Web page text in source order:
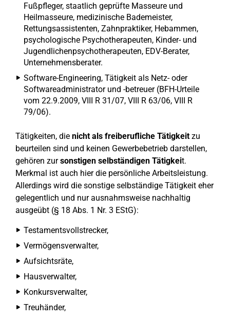
Fußpfleger, staatlich geprüfte Masseure und
Heilmasseure, medizinische Bademeister,
Rettungsassistenten, Zahnpraktiker, Hebammen,
psychologische Psychotherapeuten, Kinder- und
Jugendlichenpsychotherapeuten, EDV-Berater,
Unternehmensberater.
Software-Engineering, Tätigkeit als Netz- oder
Softwareadministrator und -betreuer (BFH-Urteile
vom 22.9.2009, VIII R 31/07, VIII R 63/06, VIII R
79/06).
Tätigkeiten, die nicht als freiberufliche Tätigkeitzu
beurteilen sind und keinen Gewerbebetrieb darstellen,
gehören zursonstigen selbständigen Tätigkeit.
Merkmal ist auch hier die persönliche Arbeitsleistung.
Allerdings wird die sonstige selbständige Tätigkeit eher
gelegentlich und nur ausnahmsweise nachhaltig
ausgeübt (§ 18 Abs. 1 Nr. 3 EStG):
Testamentsvollstrecker,
Vermögensverwalter,
Aufsichtsräte,
Hausverwalter,
Konkursverwalter,
Treuhänder,